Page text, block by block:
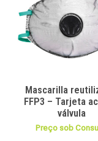
Mascarilla
FFP3 – Tarjeta
válvula
Preço sob